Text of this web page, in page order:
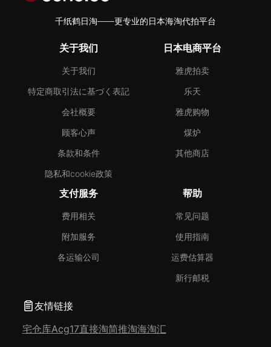
千纸鹤日淘——更专业的日本海淘代拍平台
关于我们
关于我们
特定商取引法に基づく表記
会社概要
顾客心声
条款和条件
隐私和cookie政策
日本电商平台
雅虎拍卖
乐天
雅虎购物
煤炉
其他商店
支付服务
费用相关
附加服务
各运输公司
帮助
常见问题
使用指南
运费估算器
新行邮税
友情链接
宅仓库Acg17直接淘简推淘海淘汇